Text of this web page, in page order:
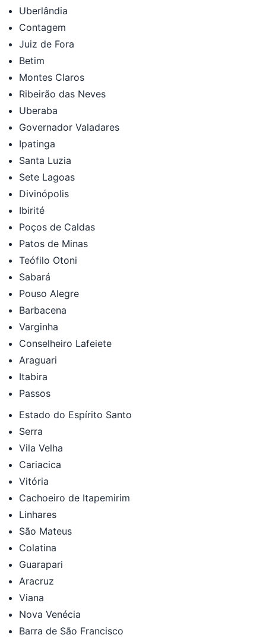
Uberlândia
Contagem
Juiz de Fora
Betim
Montes Claros
Ribeirão das Neves
Uberaba
Governador Valadares
Ipatinga
Santa Luzia
Sete Lagoas
Divinópolis
Ibirité
Poços de Caldas
Patos de Minas
Teófilo Otoni
Sabará
Pouso Alegre
Barbacena
Varginha
Conselheiro Lafeiete
Araguari
Itabira
Passos
Estado do Espírito Santo
Serra
Vila Velha
Cariacica
Vitória
Cachoeiro de Itapemirim
Linhares
São Mateus
Colatina
Guarapari
Aracruz
Viana
Nova Venécia
Barra de São Francisco